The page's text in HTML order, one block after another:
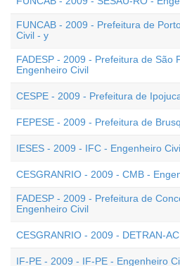
FUNCAB - 2009 - Prefeitura de
Civil - y
FADESP - 2009 - Prefeitura de São
Engenheiro Civil
CESPE - 2009 - Prefeitura de
FEPESE - 2009 - Prefeitura de
IESES - 2009 - IFC - Engenheiro
CESGRANRIO - 2009 - CMB -
FADESP - 2009 - Prefeitura de
Engenheiro Civil
CESGRANRIO - 2009 - DETRAN-
IF-PE - 2009 - IF-PE - Engenheiro